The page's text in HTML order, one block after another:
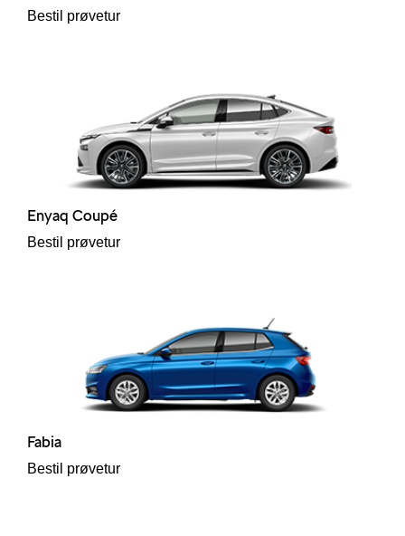
Bestil prøvetur
Enyaq Coupé
Bestil prøvetur
Fabia
Bestil prøvetur